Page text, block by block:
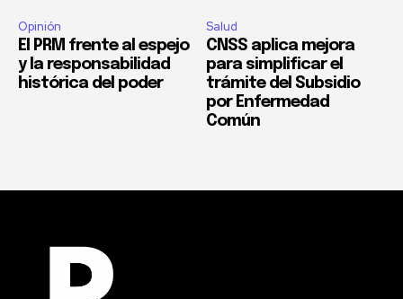
Opinión
El PRM frente al espejo
y la responsabilidad
histórica del poder
Salud
CNSS aplica mejora
para simplificar el
trámite del Subsidio
por Enfermedad
Común